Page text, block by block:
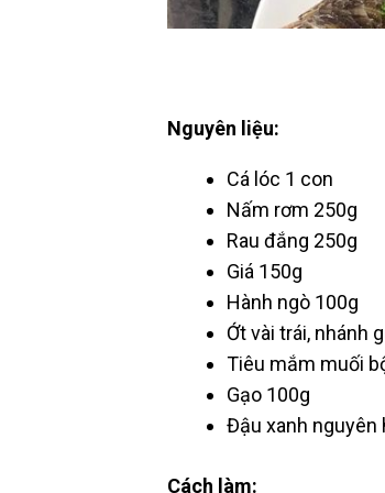
Nguyên liệu:
Cá lóc 1 con
Nấm rơm 250g
Rau đắng 250g
Giá 150g
Hành ngò 100g
Ớt vài trái, nhánh
Tiêu mắm muối
Gạo 100g
Đậu xanh nguyên
Cách làm: